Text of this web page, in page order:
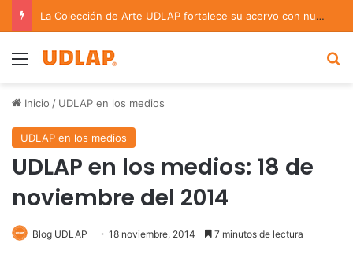
La Colección de Arte UDLAP fortalece su acervo con nuevas obras de artistas emergentes y consolidados
Menu
Inicio / UDLAP en los medios
UDLAP en los medios
UDLAP en los medios: 18 de
noviembre del 2014
Blog UDLAP 18 noviembre, 2014 7 minutos de lectura